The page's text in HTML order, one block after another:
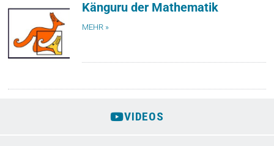
Känguru der Mathematik
MEHR »
VIDEOS